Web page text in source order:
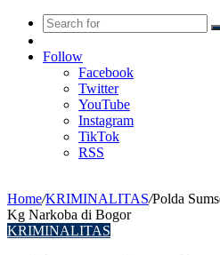
Article
Follow
Facebook
Twitter
YouTube
Instagram
TikTok
RSS
Home/KRIMINALITAS/Polda
Kg Narkoba di Bogor
KRIMINALITAS